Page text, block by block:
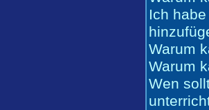
Ich
Warum
Warum
Wen